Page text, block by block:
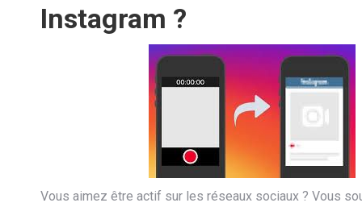
Instagram ?
Vous aimez être actif sur les réseaux sociaux ? Vous